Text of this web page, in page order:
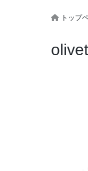
トップ